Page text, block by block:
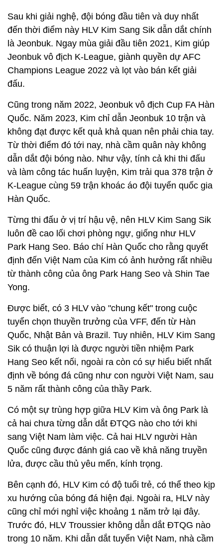
Sau khi giải nghệ, đội bóng đầu tiên và duy nhất
đến thời điểm này HLV Kim Sang Sik dẫn dắt chính
là Jeonbuk. Ngay mùa giải đầu tiên 2021, Kim giúp
Jeonbuk vô địch K-League, giành quyền dự AFC
Champions League 2022 và lọt vào bán kết giải
đấu.
Cũng trong năm 2022, Jeonbuk vô địch Cup FA Hàn
Quốc. Năm 2023, Kim chỉ dẫn Jeonbuk 10 trận và
không đạt được kết quả khả quan nên phải chia tay.
Từ thời điểm đó tới nay, nhà cầm quân này không
dẫn dắt đội bóng nào. Như vậy, tính cả khi thi đấu
và làm công tác huấn luyện, Kim trải qua 378 trận ở
K-League cùng 59 trận khoác áo đội tuyển quốc gia
Hàn Quốc.
Từng thi đấu ở vị trí hậu vệ, nên HLV Kim Sang Sik
luôn đề cao lối chơi phòng ngự, giống như HLV
Park Hang Seo. Báo chí Hàn Quốc cho rằng quyết
định đến Việt Nam của Kim có ảnh hưởng rất nhiều
từ thành công của ông Park Hang Seo và Shin Tae
Yong.
Được biết, có 3 HLV vào "chung kết" trong cuộc
tuyển chọn thuyền trưởng của VFF, đến từ Hàn
Quốc, Nhật Bản và Brazil. Tuy nhiên, HLV Kim Sang
Sik có thuận lợi là được người tiền nhiệm Park
Hang Seo kết nối, ngoài ra còn có sự hiểu biết nhất
định về bóng đá cũng như con người Việt Nam, sau
5 năm rất thành công của thầy Park.
Có một sự trùng hợp giữa HLV Kim và ông Park là
cả hai chưa từng dẫn dắt ĐTQG nào cho tới khi
sang Việt Nam làm việc. Cả hai HLV người Hàn
Quốc cũng được đánh giá cao về khả năng truyền
lửa, được cầu thủ yêu mến, kính trọng.
Bên cạnh đó, HLV Kim có độ tuổi trẻ, có thể theo kịp
xu hướng của bóng đá hiện đại. Ngoài ra, HLV này
cũng chỉ mới nghỉ việc khoảng 1 năm trở lại đây.
Trước đó, HLV Troussier không dẫn dắt ĐTQG nào
trong 10 năm. Khi dẫn dắt tuyển Việt Nam, nhà cầm